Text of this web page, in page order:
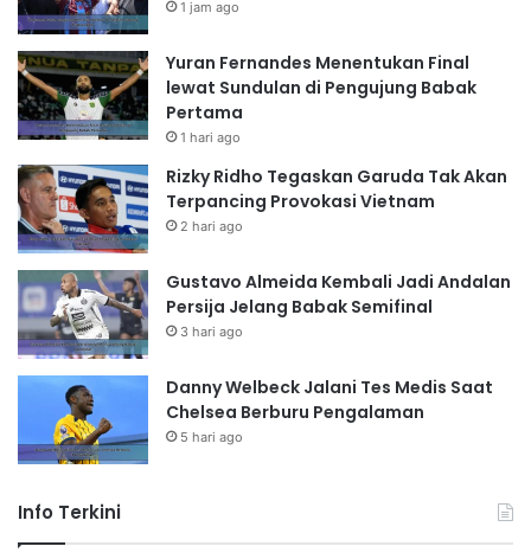
1 jam ago
Yuran Fernandes Menentukan Final
lewat Sundulan di Pengujung Babak
Pertama
1 hari ago
Rizky Ridho Tegaskan Garuda Tak Akan
Terpancing Provokasi Vietnam
2 hari ago
Gustavo Almeida Kembali Jadi Andalan
Persija Jelang Babak Semifinal
3 hari ago
Danny Welbeck Jalani Tes Medis Saat
Chelsea Berburu Pengalaman
5 hari ago
Info Terkini